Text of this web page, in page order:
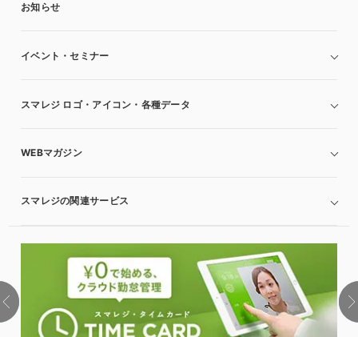
お知らせ
イベント・セミナー
スマレジ ロゴ・アイコン・各種データ
WEBマガジン
スマレジの関連サービス